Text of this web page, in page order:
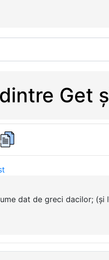
Get
dat de greci dacilor; (și